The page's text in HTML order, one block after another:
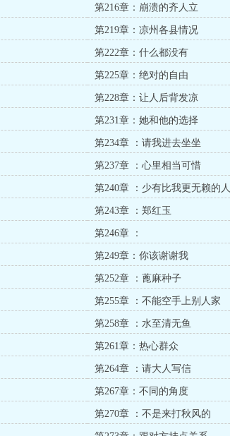
第216章：崩溃的齐人立
第219章：凉州各县情况
第222章：什么都没有
第225章：绝对的自由
第228章：让人后背发凉
第231章：她和他的选择
第234章 ：请我进去坐坐
第237章 ：心里相当可惜
第240章 ：少有比我更无赖的人
第243章 ：郑红玉
第246章 ：
第249章：你该谢谢我
第252章 ：蓖麻种子
第255章 ：不能空手上别人家
第258章 ：水至清无鱼
第261章：热心群众
第264章 ：请大人写信
第267章：不同的角度
第270章 ：不是来打秋风的